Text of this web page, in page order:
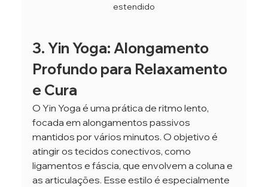
estendido
3. Yin Yoga: Alongamento
Profundo para Relaxamento
e Cura
O Yin Yoga é uma prática de ritmo lento,
focada em alongamentos passivos
mantidos por vários minutos. O objetivo é
atingir os tecidos conectivos, como
ligamentos e fáscia, que envolvem a coluna e
as articulações. Esse estilo é especialmente